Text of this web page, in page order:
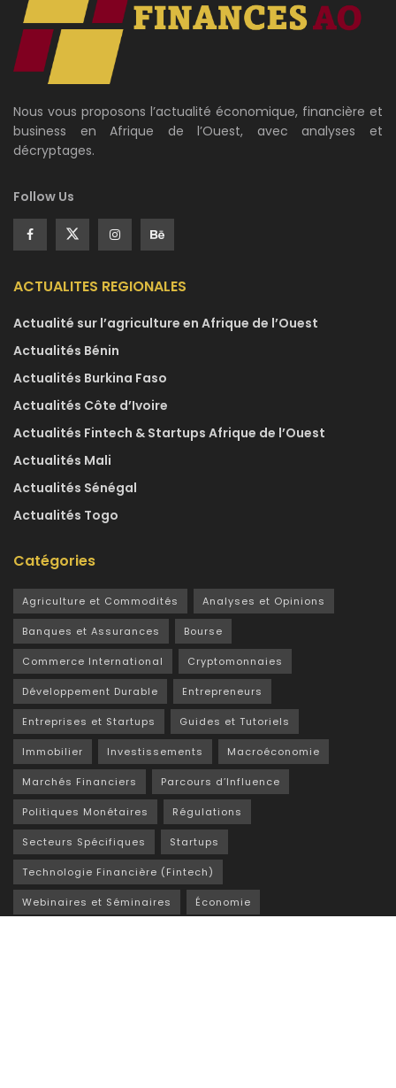
Nous vous proposons l’actualité économique, financière et
business en Afrique de l’Ouest, avec analyses et
décryptages.
Follow Us
ACTUALITES REGIONALES
Actualité sur l’agriculture en Afrique de l’Ouest
Actualités Bénin
Actualités Burkina Faso
Actualités Côte d’Ivoire
Actualités Fintech & Startups Afrique de l’Ouest
Actualités Mali
Actualités Sénégal
Actualités Togo
Catégories
Agriculture et Commodités Analyses et Opinions
Banques et Assurances Bourse
Commerce International Cryptomonnaies
Développement Durable Entrepreneurs
Entreprises et Startups Guides et Tutoriels
Immobilier Investissements Macroéconomie
Marchés Financiers Parcours d’Influence
Politiques Monétaires Régulations
Secteurs Spécifiques Startups
Technologie Financière (Fintech)
Webinaires et Séminaires Économie